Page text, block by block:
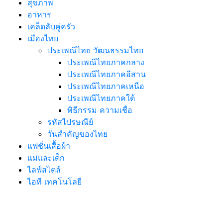
สุขภาพ
อาหาร
เคล็ดลับคู่ครัว
เมืองไทย
ประเพณีไทย วัฒนธรรมไทย
ประเพณีไทยภาคกลาง
ประเพณีไทยภาคอีสาน
ประเพณีไทยภาคเหนือ
ประเพณีไทยภาคใต้
พิธีกรรม ความเชื่อ
รหัสไปรษณีย์
วันสำคัญของไทย
แฟชั่นเสื้อผ้า
แม่และเด็ก
ไลฟ์สไตล์
ไอที เทคโนโลยี